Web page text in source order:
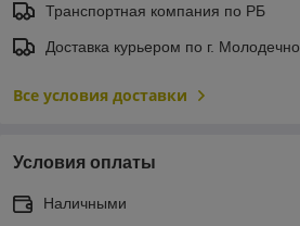
Транспортная компания по РБ
Доставка курьером по г. Молодечно
Все условия доставки
Условия оплаты
Наличными